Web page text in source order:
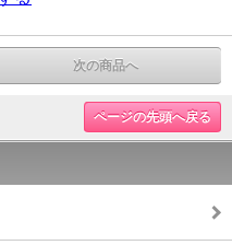
次の商品へ
ページの先頭へ戻る